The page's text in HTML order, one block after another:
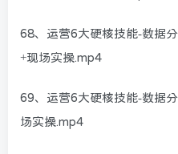
68、运营6大硬核技能-数据
+现场实操.mp4
69、运营6大硬核技能-数据
场实操.mp4